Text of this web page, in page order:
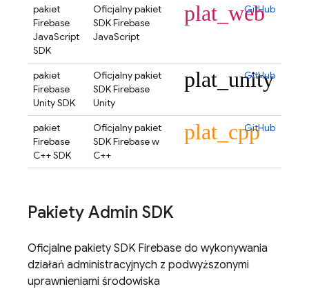
pakiet
Firebase
JavaScript
SDK
Oficjalny pakiet
SDK Firebase
JavaScript
plat_web
GitHub
pakiet
Firebase
Unity SDK
Oficjalny pakiet
SDK Firebase
Unity
plat_unity
GitHub
pakiet
Firebase
C++ SDK
Oficjalny pakiet
SDK Firebase w
C++
plat_cppGitHub
Pakiety Admin SDK
Oficjalne pakiety SDK Firebase do wykonywania
działań administracyjnych z podwyższonymi
uprawnieniami środowiska